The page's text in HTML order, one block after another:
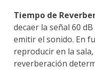
Tiempo de
decaer la señal 60
emitir el sonido. En
reproducir en la
reverberación